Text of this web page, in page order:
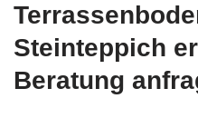
Steinteppich
Beratung